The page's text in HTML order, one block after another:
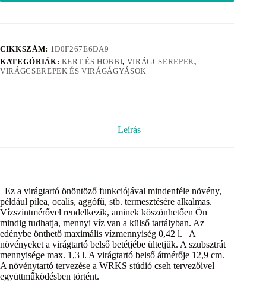
CIKKSZÁM: 1D0F267E6DA9
KATEGÓRIÁK: KERT ÉS HOBBI, VIRÁGCSEREPEK,
VIRÁGCSEREPEK ÉS VIRÁGÁGYÁSOK
Leírás
Ez a virágtartó önöntöző funkciójával mindenféle növény,
például pilea, ocalis, aggófű, stb. termesztésére alkalmas.
Vízszintmérővel rendelkezik, aminek köszönhetően Ön
mindig tudhatja, mennyi víz van a külső tartályban. Az
edénybe önthető maximális vízmennyiség 0,42 l. A
növényeket a virágtartó belső betétjébe ültetjük. A szubsztrát
mennyisége max. 1,3 l. A virágtartó belső átmérője 12,9 cm.
A növénytartó tervezése a WRKS stúdió cseh tervezőivel
együttműködésben történt.